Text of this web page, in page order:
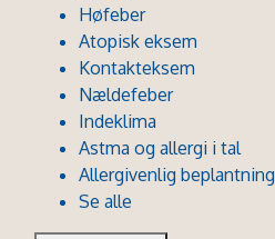
Høfeber
Atopisk eksem
Kontakteksem
Nældefeber
Indeklima
Astma og allergi i tal
Allergivenlig beplantning
Se alle